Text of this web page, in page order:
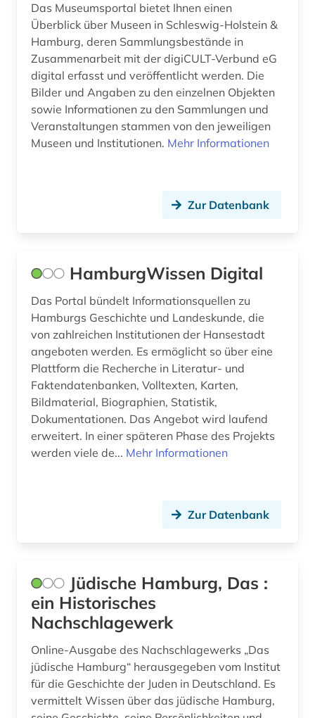
Das Museumsportal bietet Ihnen einen
Überblick über Museen in Schleswig-Holstein &
Hamburg, deren Sammlungsbestände in
Zusammenarbeit mit der digiCULT-Verbund eG
digital erfasst und veröffentlicht werden. Die
Bilder und Angaben zu den einzelnen Objekten
sowie Informationen zu den Sammlungen und
Veranstaltungen stammen von den jeweiligen
Museen und Institutionen. Mehr Informationen
Zur Datenbank
HamburgWissen Digital
Das Portal bündelt Informationsquellen zu
Hamburgs Geschichte und Landeskunde, die
von zahlreichen Institutionen der Hansestadt
angeboten werden. Es ermöglicht so über eine
Plattform die Recherche in Literatur- und
Faktendatenbanken, Volltexten, Karten,
Bildmaterial, Biographien, Statistik,
Dokumentationen. Das Angebot wird laufend
erweitert. In einer späteren Phase des Projekts
werden viele de... Mehr Informationen
Zur Datenbank
Jüdische Hamburg, Das :
ein Historisches
Nachschlagewerk
Online-Ausgabe des Nachschlagewerks „Das
jüdische Hamburg“ herausgegeben vom Institut
für die Geschichte der Juden in Deutschland. Es
vermittelt Wissen über das jüdische Hamburg,